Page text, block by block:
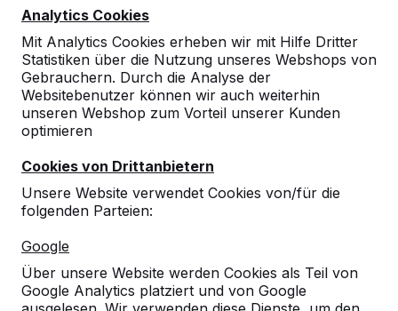
Analytics Cookies
Mit Analytics Cookies erheben wir mit Hilfe Dritter
Statistiken über die Nutzung unseres Webshops von
Gebrauchern. Durch die Analyse der
Websitebenutzer können wir auch weiterhin
unseren Webshop zum Vorteil unserer Kunden
optimieren
Cookies von Drittanbietern
Unsere Website verwendet Cookies von/für die
folgenden Parteien:
Google
Über unsere Website werden Cookies als Teil von
Google Analytics platziert und von Google
Referenzen
Unsere Produkte finden Sie in ganz Europa
und darüber hinaus. Sehen Sie hier, wo Sie